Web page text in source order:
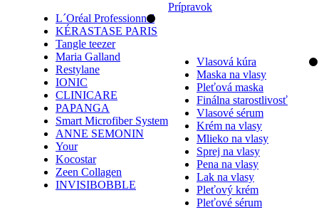
L´Oréal Professionnel
KÉRASTASE PARIS
Tangle teezer
Maria Galland
Restylane
IONIC
CLINICARE
PAPANGA
Smart Microfiber System
ANNE SEMONIN
Your
Kocostar
Zeen Collagen
INVISIBOBBLE
Prípravok
Vlasová kúra
Maska na vlasy
Pleťová maska
Finálna starostlivosť
Vlasové sérum
Krém na vlasy
Mlieko na vlasy
Sprej na vlasy
Pena na vlasy
Lak na vlasy
Pleťový krém
Pleťové sérum